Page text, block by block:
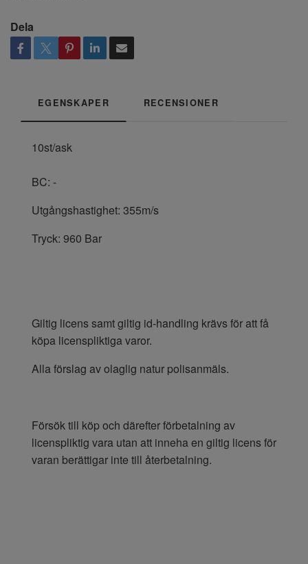
Dela
EGENSKAPER RECENSIONER
10st/ask
BC: -
Utgångshastighet: 355m/s
Tryck: 960 Bar
Giltig licens samt giltig id-handling krävs för att få
köpa licenspliktiga varor.
Alla förslag av olaglig natur polisanmäls.
Försök till köp och därefter förbetalning av
licenspliktig vara utan att inneha en giltig licens för
varan berättigar inte till återbetalning.